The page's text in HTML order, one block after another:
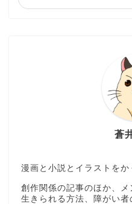
蒼
漫画と小説とイラストをか
創作関係の記事のほか、
生きられる方法、障がい